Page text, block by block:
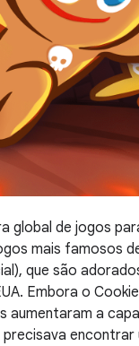
global de jogos
mais famosos
que são
Embora o
a